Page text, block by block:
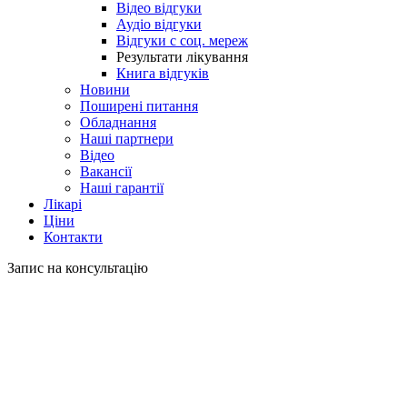
Відео відгуки
Аудіо відгуки
Відгуки с соц. мереж
Результати лікування
Книга відгуків
Новини
Поширені питання
Обладнання
Наші партнери
Відео
Вакансії
Наші гарантії
Лікарі
Ціни
Контакти
Запис на консультацію